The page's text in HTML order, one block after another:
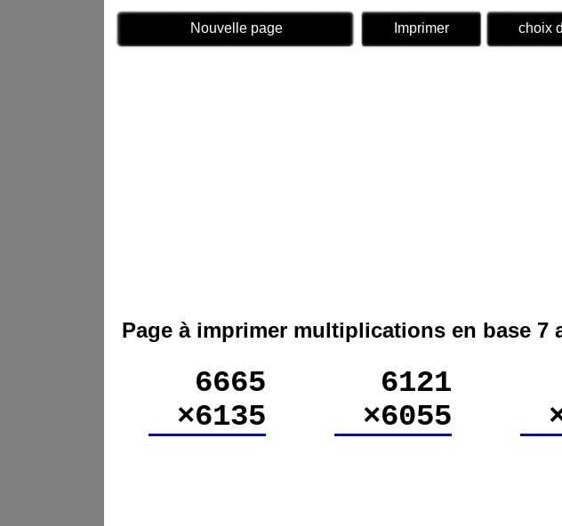
Nouvelle page Imprimer choix
Page à imprimer multiplications en base 7
6665
×6135
6121
×6055